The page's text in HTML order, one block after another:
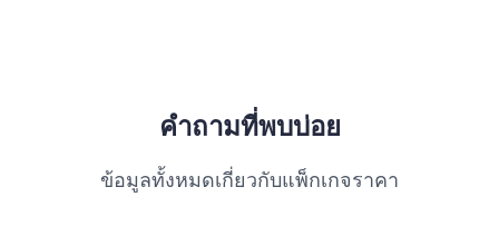
คำถามที่พบบ่อย
ข้อมูลทั้งหมดเกี่ยวกับแพ็กเกจราคา